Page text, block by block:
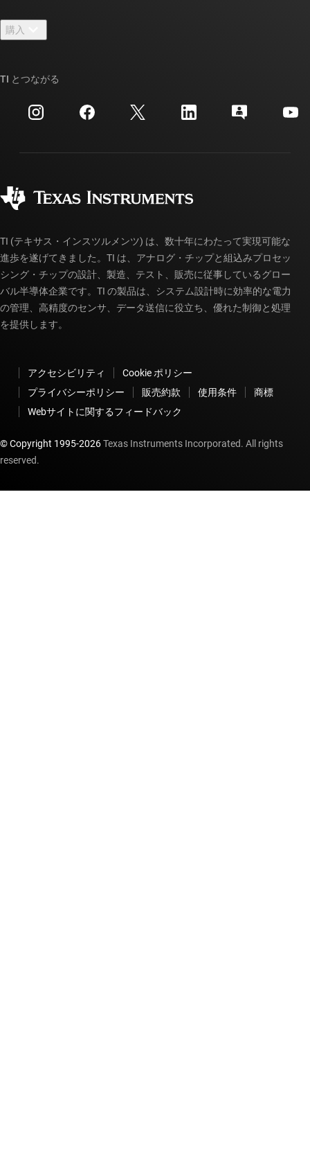
ニュース
イベント
投資家向け情報
TI E2E™ 設計サポート・フォーラム
クロスリファレンス検索
カスタマー・サポート・センター
myTI アカウントの FAQ
購入
ご注文に関する FAQ
TI とつながる
TI (テキサス・インスツルメンツ) は、数十年にわたって実現可能な
進歩を遂げてきました。TI は、アナログ・チップと組込みプロセッ
シング・チップの設計、製造、テスト、販売に従事しているグロー
バル半導体企業です。TI の製品は、システム設計時に効率的な電力
の管理、高精度のセンサ、データ送信に役立ち、優れた制御と処理
を提供します。
アクセシビリティ
Cookie ポリシー
プライバシーポリシー
販売約款 使用条件
商標
Webサイトに関するフィードバック
© Copyright 1995-2026Texas Instruments Incorporated. All rights
reserved.